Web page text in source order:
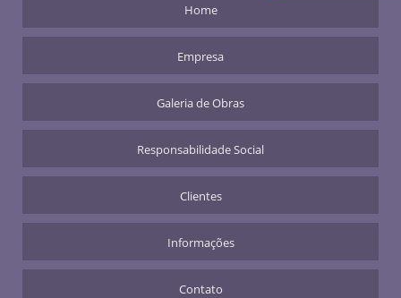
Home
Empresa
Galeria de Obras
Responsabilidade Social
Clientes
Informações
Contato